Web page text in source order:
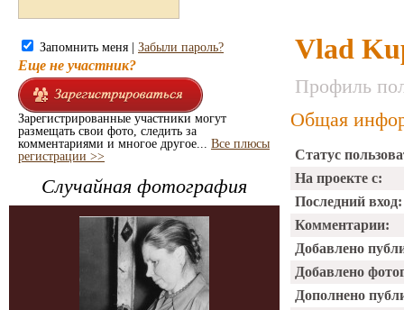
Запомнить меня | Забыли пароль?
Еще не участник?
Зарегистрированные участники могут
размещать свои фото, следить за
комментариями и многое другое... Все плюсы
регистрации >>
Случайная фотография
Vlad
Профиль
Общая
Статус
На проекте с:
Последний вход:
Комментарии:
Добавлено
Добавлено
Дополнено